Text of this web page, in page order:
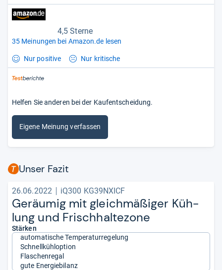
4,5 Sterne
35 Meinungen bei Amazon.de lesen
Nur positive Nur kritische
Helfen Sie anderen bei der Kaufentscheidung.
Eigene Meinung verfassen
Unser Fazit
26.06.2022 iQ300 KG39NXICF
Geräu­mig mit gleich­mä­ßi­ger Küh­
lung und Frisch­hal­te­zone
Stärken
automatische Temperaturregelung
Schnellkühloption
Flaschenregal
gute Energiebilanz